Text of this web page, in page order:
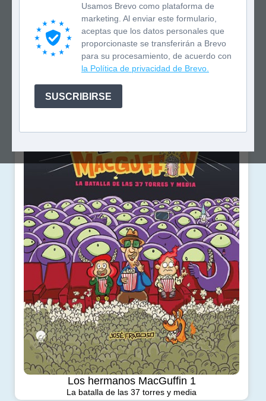
Usamos Brevo como plataforma de
marketing. Al enviar este formulario,
aceptas que los datos personales que
proporcionaste se transferirán a Brevo
para su procesamiento, de acuerdo con
la Política de privacidad de Brevo.
SUSCRIBIRSE
Los hermanos MacGuffin 2
El increíble Henry menguante
Los hermanos MacGuffin 1
La batalla de las 37 torres y media